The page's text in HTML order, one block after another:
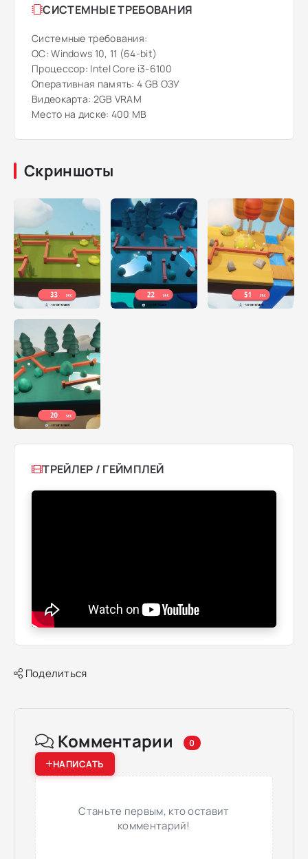
СИСТЕМНЫЕ ТРЕБОВАНИЯ
Системные требования:
ОС: Windows 10, 11 (64-bit)
Процессор: Intel Core i3-6100
Оперативная память: 4 GB ОЗУ
Видеокарта: 2GB VRAM
Место на диске: 400 MB
Скриншоты
ТРЕЙЛЕР / ГЕЙМПЛЕЙ
Поделиться
Комментарии 0
НАПИСАТЬ
Станьте первым, кто оставит
комментарий!